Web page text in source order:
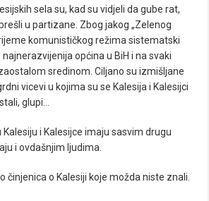
sela su, kad su vidjeli da gube rat,
u partizane. Zbog jakog „Zelenog
komunističkog režima sistematski
općina u BiH i na svaki
sredinom. Ciljano su izmišljane
vicevi u kojima su se Kalesija i Kalesijci
glupi…
i Kalesijce imaju sasvim drugu
i ovdašnjim ljudima.
činjenica o Kalesiji koje možda niste znali.